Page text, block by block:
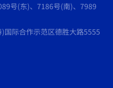
号(东)、7186号(南)、7989
际合作示范区德胜大路5555